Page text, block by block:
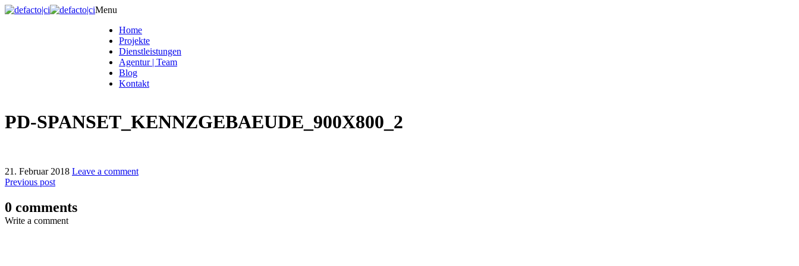
Menu
Home
Projekte
Dienstleistungen
Agentur | Team
Blog
Kontakt
PD-SPANSET_KENNZGEBAEUDE_900X800_2
21. Februar 2018 Leave a comment
Previous post
0 comments
Write a comment